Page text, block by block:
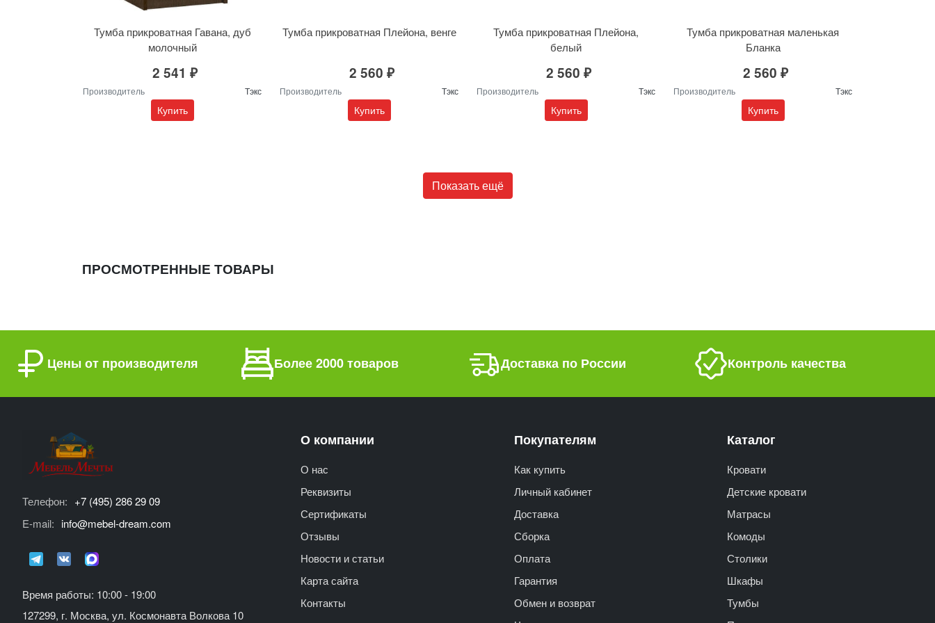
Тумба прикроватная Гавана, дуб
молочный
2 541 ₽
Производитель Тэкс
Купить
Тумба прикроватная Плейона, венге
2 560 ₽
Производитель Тэкс
Купить
Тумба прикроватная Плейона,
белый
2 560 ₽
Производитель Тэкс
Купить
Тумба прикроватная маленькая
Бланка
2 560 ₽
Производитель Тэкс
Купить
Показать ещё
ПРОСМОТРЕННЫЕ ТОВАРЫ
Цены от производителя Более 2000 товаров Доставка по России Контроль качества
Телефон: +7 (495) 286 29 09
E-mail: info@mebel-dream.com
Время работы: 10:00 - 19:00
127299, г. Москва, ул. Космонавта Волкова 10
О компании
О нас
Реквизиты
Сертификаты
Отзывы
Новости и статьи
Карта сайта
Контакты
Покупателям
Как купить
Личный кабинет
Доставка
Сборка
Оплата
Гарантия
Обмен и возврат
Каталог
Кровати
Детские кровати
Матрасы
Комоды
Столики
Шкафы
Тумбы